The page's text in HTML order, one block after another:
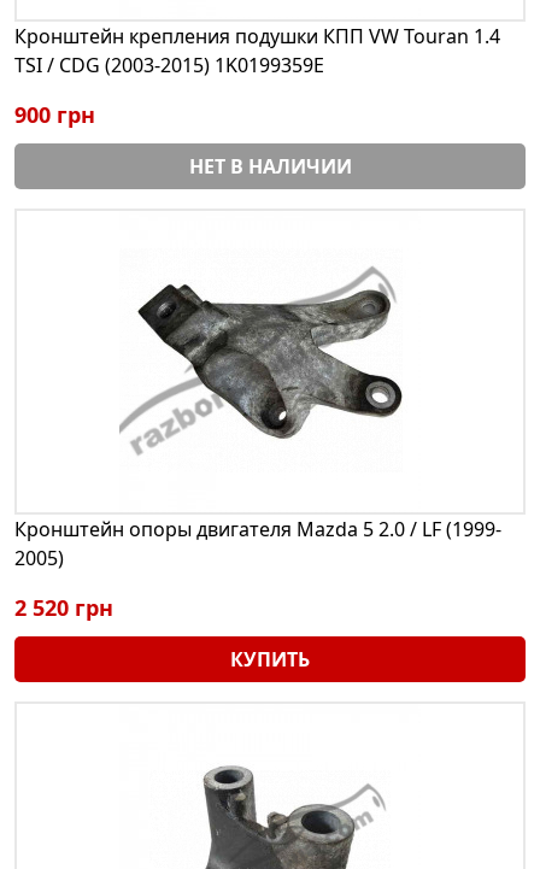
Кронштейн крепления подушки КПП VW Touran 1.4
TSI / CDG (2003-2015) 1K0199359E
900 грн
НЕТ В НАЛИЧИИ
Кронштейн опоры двигателя Mazda 5 2.0 / LF (1999-
2005)
2 520 грн
КУПИТЬ